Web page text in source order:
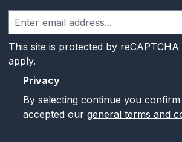
This site is protected by reCAPTCHA
apply.
Privacy
By selecting continue you
accepted our general terms and